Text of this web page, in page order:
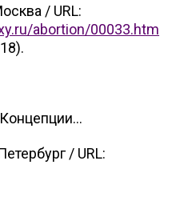
/ URL:
abortion/00033.htm
/ URL: